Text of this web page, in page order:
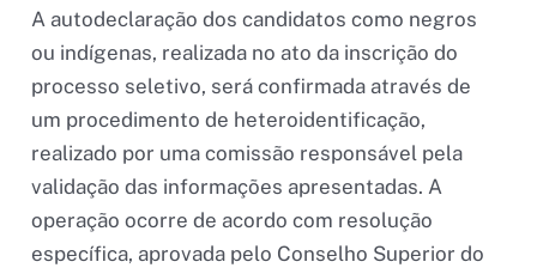
A autodeclaração dos candidatos como negros
ou indígenas, realizada no ato da inscrição do
processo seletivo, será confirmada através de
um procedimento de heteroidentificação,
realizado por uma comissão responsável pela
validação das informações apresentadas. A
operação ocorre de acordo com resolução
específica, aprovada pelo Conselho Superior do